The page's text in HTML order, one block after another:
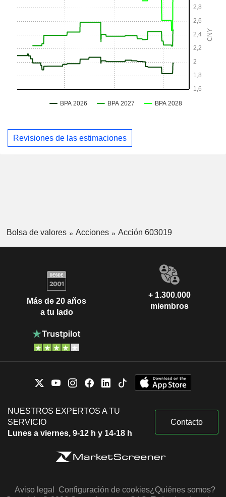
Revisiones de las estimaciones
Bolsa de valores Acciones Acción 603019
Más de 20 años
a tu lado
+ 1.300.000
miembros
NUESTROS EXPERTOS A TU
SERVICIO
Lunes a viernes, 9-12 h y 14-18 h
Contacto
Aviso legal Configuración de cookies¿Quiénes somos?